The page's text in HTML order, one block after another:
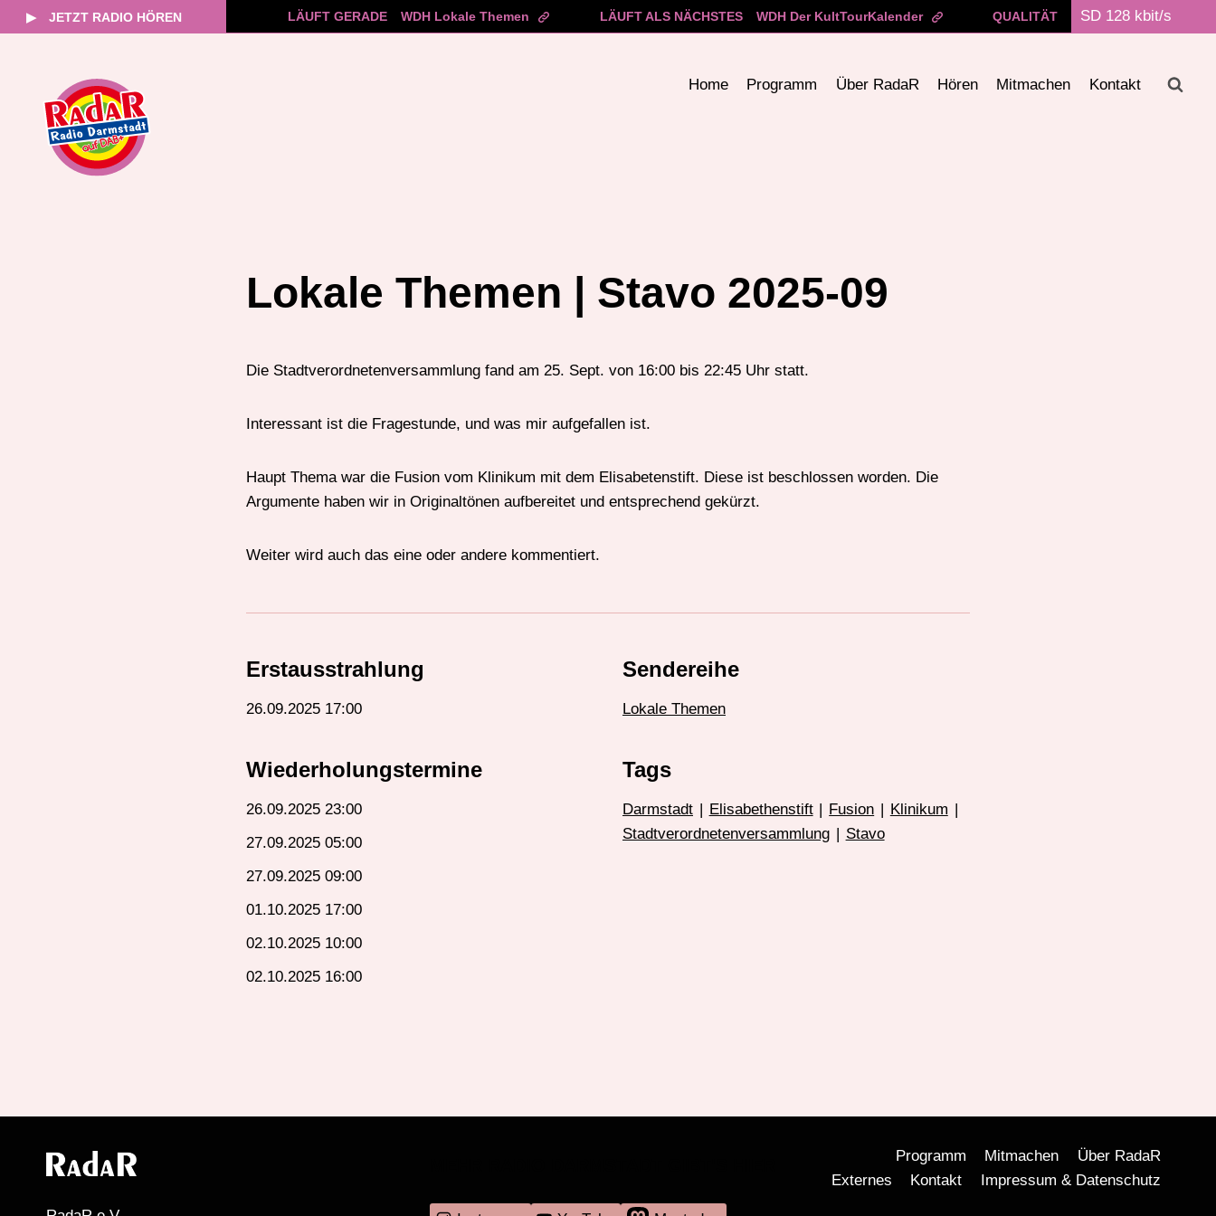
▶ JETZT RADIO HÖREN LÄUFT GERADE WDH Lokale Themen LÄUFT ALS NÄCHSTES WDH Der KultTourKalender QUALITÄT
Home Programm Über RadaR Hören Mitmachen Kontakt
Lokale Themen | Stavo 2025-09
Die Stadtverordnetenversammlung fand am 25. Sept. von 16:00 bis 22:45 Uhr statt.
Interessant ist die Fragestunde, und was mir aufgefallen ist.
Haupt Thema war die Fusion vom Klinikum mit dem Elisabetenstift. Diese ist beschlossen worden. Die
Argumente haben wir in Originaltönen aufbereitet und entsprechend gekürzt.
Weiter wird auch das eine oder andere kommentiert.
Erstausstrahlung
26.09.2025 17:00
Wiederholungstermine
26.09.2025 23:00
27.09.2025 05:00
27.09.2025 09:00
01.10.2025 17:00
02.10.2025 10:00
02.10.2025 16:00
Sendereihe
Lokale Themen
Tags
Darmstadt Elisabethenstift Fusion Klinikum
Stadtverordnetenversammlung
Stavo
Programm Mitmachen
Über RadaR
Externes
Kontakt Impressum & Datenschutz